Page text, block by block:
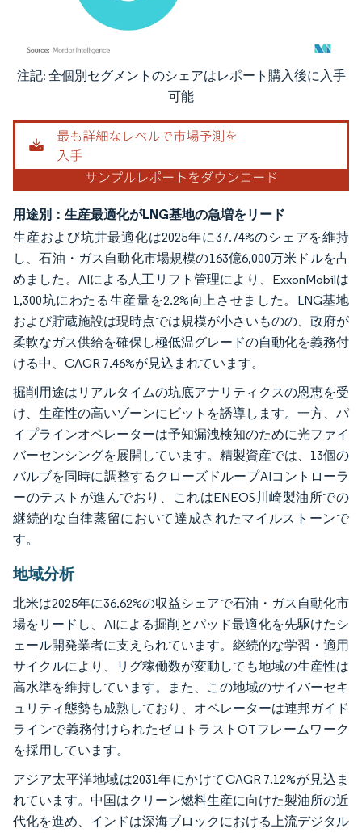
画像 © Mordor Intelligence。再利用にはCC BY 4.0の表示が必要です。
注記: 全個別セグメントのシェアはレポート購入後に入手
可能
用途別：生産最適化がLNG基地の急増をリード
生産および坑井最適化は2025年に37.74%のシェアを維持
し、石油・ガス自動化市場規模の163億6,000万米ドルを占
めました。AIによる人工リフト管理により、ExxonMobilは
1,300坑にわたる生産量を2.2%向上させました。LNG基地
および貯蔵施設は現時点では規模が小さいものの、政府が
柔軟なガス供給を確保し極低温グレードの自動化を義務付
ける中、CAGR 7.46%が見込まれています。
掘削用途はリアルタイムの坑底アナリティクスの恩恵を受
け、生産性の高いゾーンにビットを誘導します。一方、パ
イプラインオペレーターは予知漏洩検知のために光ファイ
バーセンシングを展開しています。精製資産では、13個の
バルブを同時に調整するクローズドループAIコントローラ
ーのテストが進んでおり、これはENEOS川崎製油所での
継続的な自律蒸留において達成されたマイルストーンで
す。
地域分析
北米は2025年に36.62%の収益シェアで石油・ガス自動化市
場をリードし、AIによる掘削とパッド最適化を先駆けたシ
ェール開発業者に支えられています。継続的な学習・適用
サイクルにより、リグ稼働数が変動しても地域の生産性は
高水準を維持しています。また、この地域のサイバーセキ
ュリティ態勢も成熟しており、オペレーターは連邦ガイド
ラインで義務付けられたゼロトラストOTフレームワーク
を採用しています。
アジア太平洋地域は2031年にかけてCAGR 7.12%が見込ま
れています。中国はクリーン燃料生産に向けた製油所の近
代化を進め、インドは深海ブロックにおける上流デジタル